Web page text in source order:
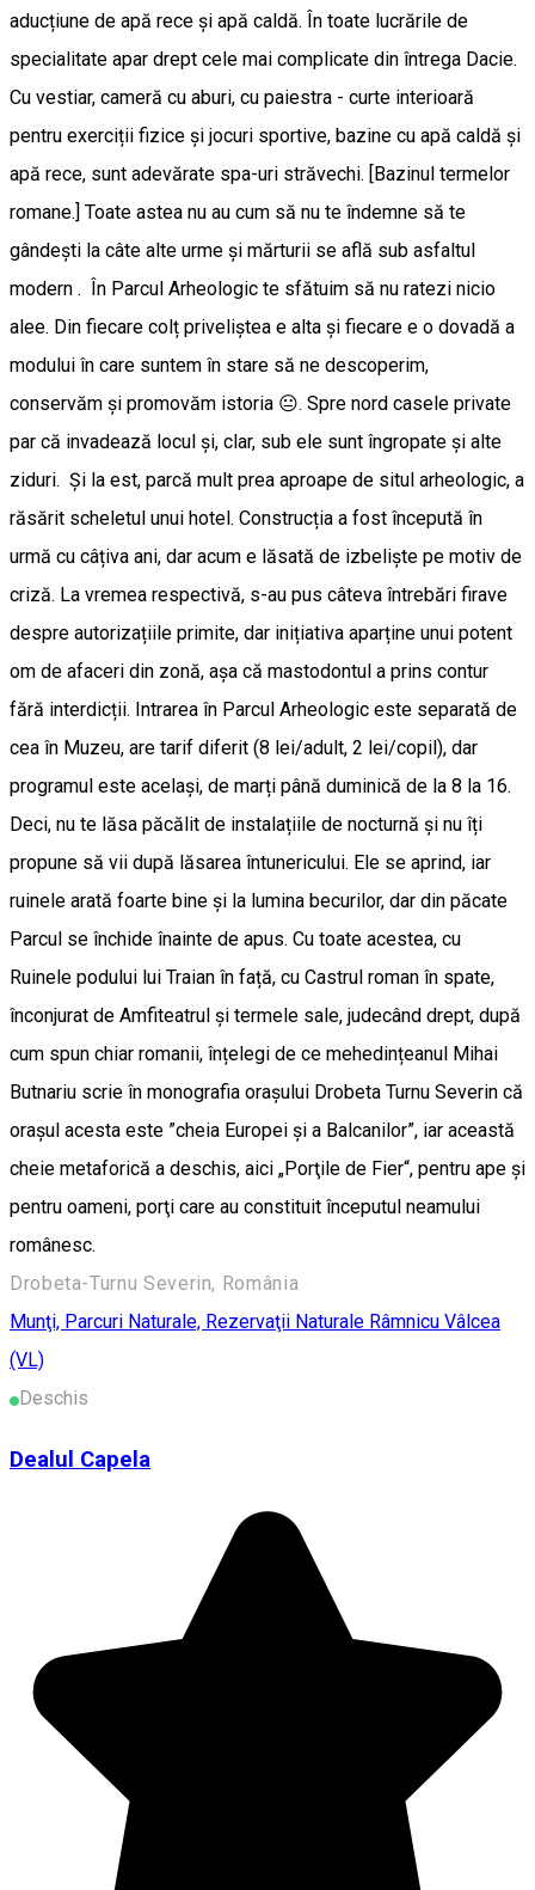
aducțiune de apă rece și apă caldă. În toate lucrările de
specialitate apar drept cele mai complicate din întrega Dacie.
Cu vestiar, cameră cu aburi, cu paiestra - curte interioară
pentru exerciții fizice și jocuri sportive, bazine cu apă caldă și
apă rece, sunt adevărate spa-uri străvechi. [Bazinul termelor
romane.] Toate astea nu au cum să nu te îndemne să te
gândești la câte alte urme și mărturii se află sub asfaltul
modern . În Parcul Arheologic te sfătuim să nu ratezi nicio
alee. Din fiecare colț priveliștea e alta și fiecare e o dovadă a
modului în care suntem în stare să ne descoperim,
conservăm și promovăm istoria 😐. Spre nord casele private
par că invadează locul și, clar, sub ele sunt îngropate și alte
ziduri. Și la est, parcă mult prea aproape de situl arheologic, a
răsărit scheletul unui hotel. Construcția a fost începută în
urmă cu câțiva ani, dar acum e lăsată de izbeliște pe motiv de
criză. La vremea respectivă, s-au pus câteva întrebări firave
despre autorizațiile primite, dar inițiativa aparține unui potent
om de afaceri din zonă, așa că mastodontul a prins contur
fără interdicții. Intrarea în Parcul Arheologic este separată de
cea în Muzeu, are tarif diferit (8 lei/adult, 2 lei/copil), dar
programul este același, de marți până duminică de la 8 la 16.
Deci, nu te lăsa păcălit de instalațiile de nocturnă și nu îți
propune să vii după lăsarea întunericului. Ele se aprind, iar
ruinele arată foarte bine și la lumina becurilor, dar din păcate
Parcul se închide înainte de apus. Cu toate acestea, cu
Ruinele podului lui Traian în față, cu Castrul roman în spate,
înconjurat de Amfiteatrul și termele sale, judecând drept, după
cum spun chiar romanii, înțelegi de ce mehedințeanul Mihai
Butnariu scrie în monografia orașului Drobeta Turnu Severin că
orașul acesta este ”cheia Europei și a Balcanilor”, iar această
cheie metaforică a deschis, aici „Porţile de Fier“, pentru ape şi
pentru oameni, porţi care au constituit începutul neamului
românesc.
Drobeta-Turnu Severin, România
Munţi, Parcuri Naturale, Rezervaţii Naturale Râmnicu Vâlcea
(VL)
Deschis
Dealul Capela